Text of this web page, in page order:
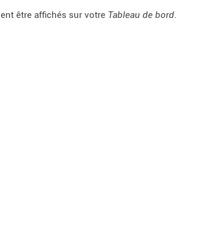
être affichés sur votre Tableau de bord.